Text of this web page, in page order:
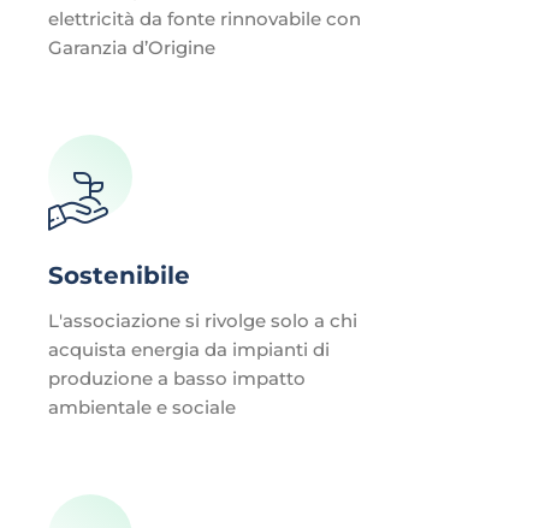
elettricità da fonte rinnovabile con
Garanzia d’Origine
Sostenibile
L'associazione si rivolge solo a chi
acquista energia da impianti di
produzione a basso impatto
ambientale e sociale